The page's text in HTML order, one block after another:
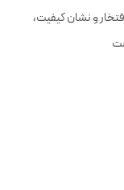
و نشان کیفیت،